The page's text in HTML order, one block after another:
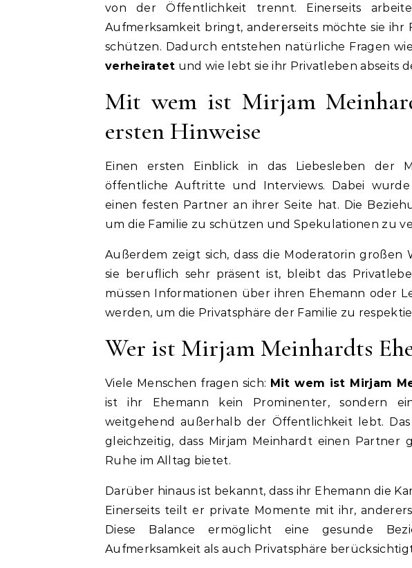
von der Öffentlichkeit trennt. Einerseits
Aufmerksamkeit bringt, andererseits möchte sie
schützen. Dadurch entstehen natürliche Fragen
verheiratet und wie lebt sie ihr Privatleben abseits
Mit wem ist Mirjam
ersten Hinweise
Einen ersten Einblick in das Liebesleben der
öffentliche Auftritte und Interviews. Dabei
einen festen Partner an ihrer Seite hat. Die
um die Familie zu schützen und Spekulationen zu
Außerdem zeigt sich, dass die Moderatorin großen
sie beruflich sehr präsent ist, bleibt das
müssen Informationen über ihren Ehemann oder
werden, um die Privatsphäre der Familie zu
Wer ist Mirjam Meinhardts
Viele Menschen fragen sich: Mit wem ist Mirjam
ist ihr Ehemann kein Prominenter, sondern
weitgehend außerhalb der Öffentlichkeit lebt.
gleichzeitig, dass Mirjam Meinhardt einen
Ruhe im Alltag bietet.
Darüber hinaus ist bekannt, dass ihr Ehemann die
Einerseits teilt er private Momente mit ihr,
Diese Balance ermöglicht eine gesunde
Aufmerksamkeit als auch Privatsphäre